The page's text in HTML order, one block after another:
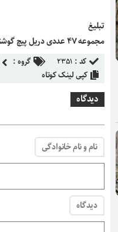
تبلیغ
مجموعه ۴۷ عددی دریل پیچ گوشتی شارژی
کد : ۲۳۵۱ گروه :
کپی لینک کوتاه
دیدگاه
نام و نام خانوادگی
دیدگاه